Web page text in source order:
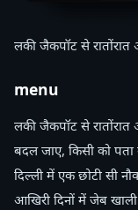
लकी जैकपॉट से रातोंरात
menu
लकी जैकपॉट से रातोंरात
बदल जाए, किसी को पता
दिल्ली में एक छोटी सी
आखिरी दिनों में जेब